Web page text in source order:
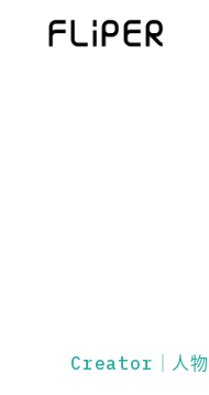
Creator｜人物